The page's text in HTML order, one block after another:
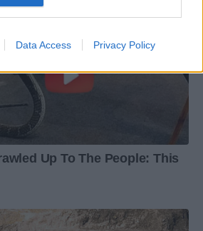
Data Access Privacy Policy